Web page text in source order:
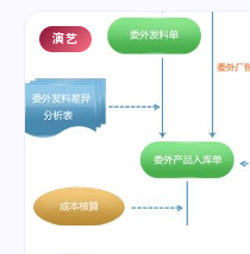
演艺